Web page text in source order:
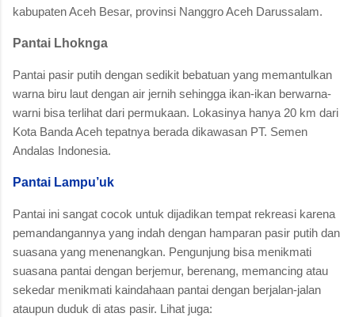
kabupaten Aceh Besar, provinsi Nanggro Aceh Darussalam.
Pantai Lhoknga
Pantai pasir putih dengan sedikit bebatuan yang memantulkan
warna biru laut dengan air jernih sehingga ikan-ikan berwarna-
warni bisa terlihat dari permukaan. Lokasinya hanya 20 km dari
Kota Banda Aceh tepatnya berada dikawasan PT. Semen
Andalas Indonesia.
Pantai Lampu’uk
Pantai ini sangat cocok untuk dijadikan tempat rekreasi karena
pemandangannya yang indah dengan hamparan pasir putih dan
suasana yang menenangkan. Pengunjung bisa menikmati
suasana pantai dengan berjemur, berenang, memancing atau
sekedar menikmati kaindahaan pantai dengan berjalan-jalan
ataupun duduk di atas pasir. Lihat juga: